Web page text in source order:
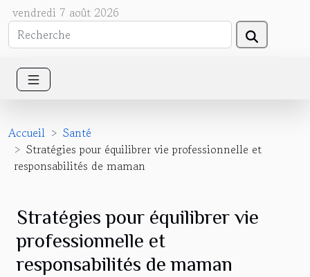
vendredi 7 août 2026
Accueil
Santé
Stratégies pour équilibrer vie professionnelle et
responsabilités de maman
Stratégies pour équilibrer vie
professionnelle et
responsabilités de maman